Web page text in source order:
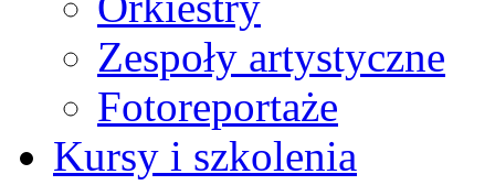
Zespoły artystyczne
Fotoreportaże
Kursy i szkolenia